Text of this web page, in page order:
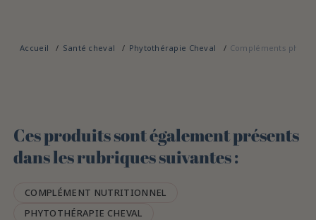
Accueil Santé cheval Phytothérapie Cheval Compléments
Ces produits sont également présents
dans les rubriques suivantes :
COMPLÉMENT NUTRITIONNEL
PHYTOTHÉRAPIE CHEVAL